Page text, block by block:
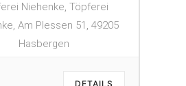
Niehenke, Töpferei
Am Plessen 51, 49205
Hasbergen
DETAILS